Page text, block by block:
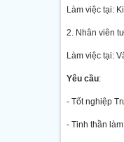
Làm việc tại:
2. Nhân viên
Làm việc tại:
Yêu cầu:
- Tốt nghiệp
- Tinh thần